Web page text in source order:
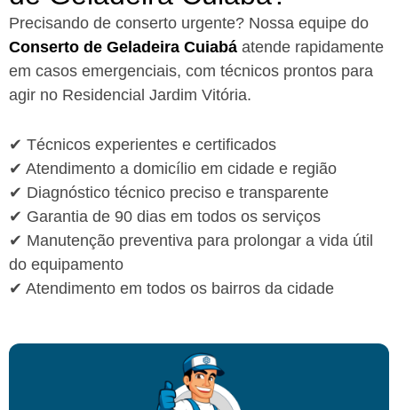
Precisando de conserto urgente? Nossa equipe do
Conserto de Geladeira Cuiabá atende rapidamente
em casos emergenciais, com técnicos prontos para
agir no Residencial Jardim Vitória.
✔ Técnicos experientes e certificados
✔ Atendimento a domicílio em cidade e região
✔ Diagnóstico técnico preciso e transparente
✔ Garantia de 90 dias em todos os serviços
✔ Manutenção preventiva para prolongar a vida útil
do equipamento
✔ Atendimento em todos os bairros da cidade